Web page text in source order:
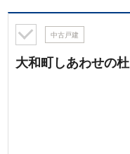
中古戸建
大和町しあわせの杜